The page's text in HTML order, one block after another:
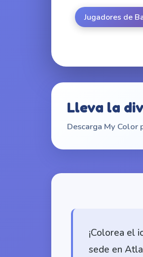
Jugadores de
Lleva la
Descarga My Color
¡Colorea el
sede en